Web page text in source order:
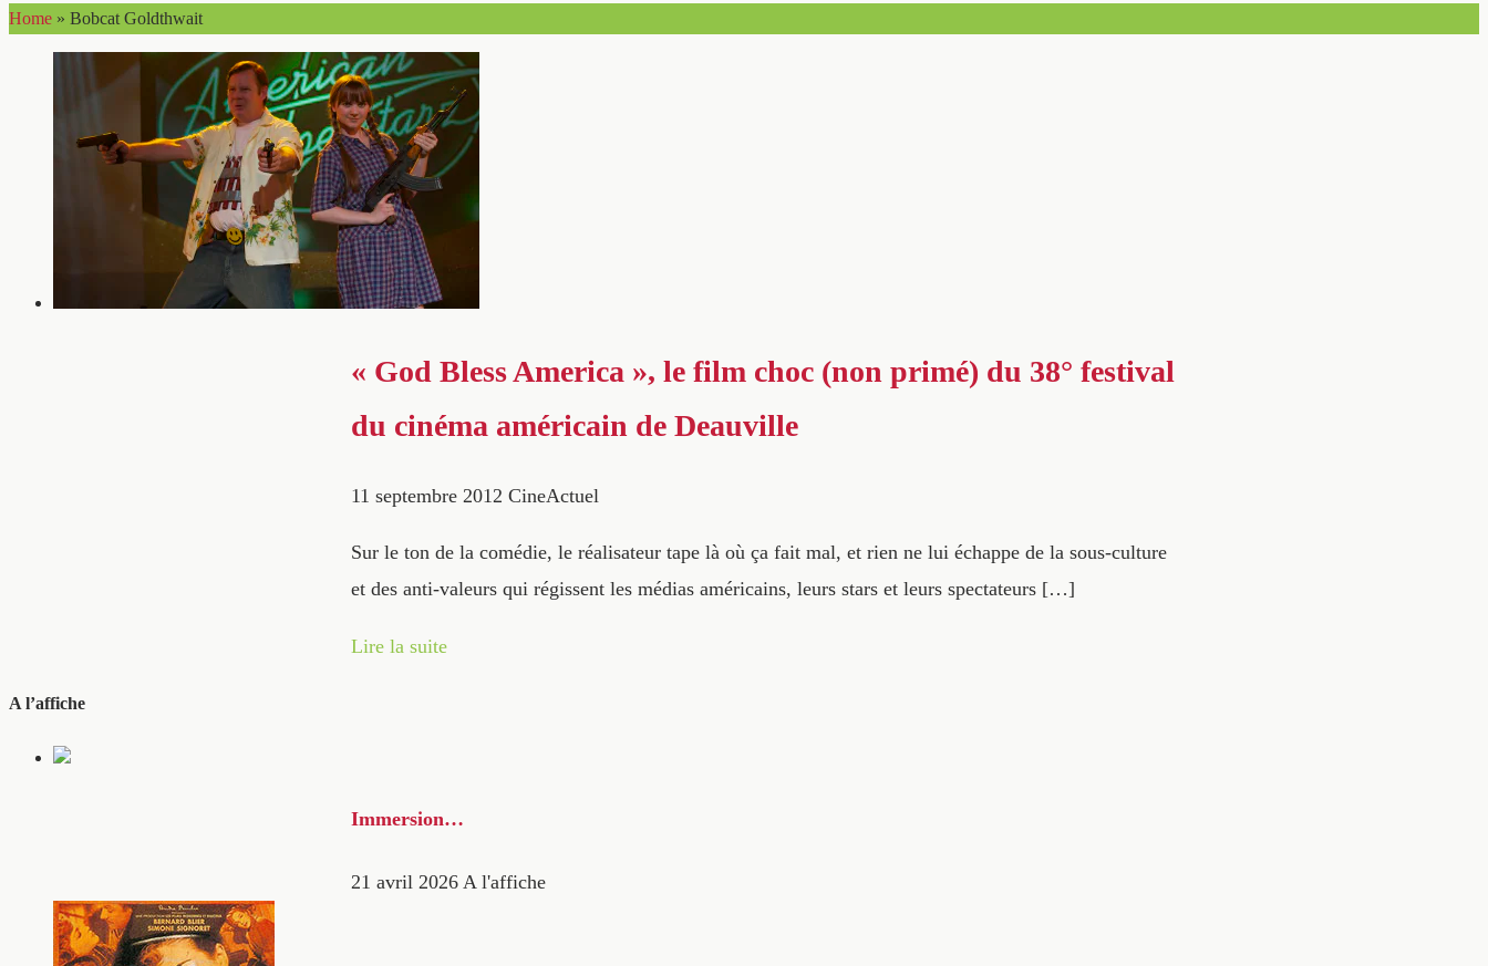
Home » Bobcat Goldthwait
« God Bless America », le film choc (non primé) du 38° festival
du cinéma américain de Deauville
11 septembre 2012 CineActuel
Sur le ton de la comédie, le réalisateur tape là où ça fait mal, et rien ne lui échappe de la sous-culture
et des anti-valeurs qui régissent les médias américains, leurs stars et leurs spectateurs […]
Lire la suite
A l’affiche
Immersion…
21 avril 2026 A l'affiche